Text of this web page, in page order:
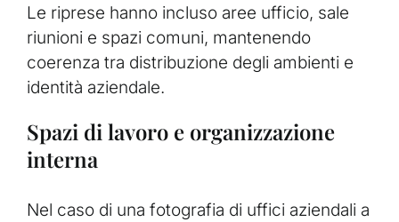
Le riprese hanno incluso aree ufficio, sale
riunioni e spazi comuni, mantenendo
coerenza tra distribuzione degli ambienti e
identità aziendale.
Spazi di lavoro e organizzazione
interna
Nel caso di una fotografia di uffici aziendali a